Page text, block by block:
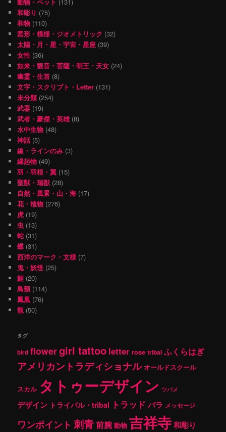
和彫り (75)
和物 (110)
図形・模様・ジオメトリック (32)
太陽・月・星・宇宙・星座 (39)
女性 (36)
如来・観音・菩薩・明王・天女 (24)
幽霊・生首 (8)
文字・スクリプト・Letter (131)
未分類(254)
武器 (19)
武者・豪傑・英雄(8)
水中生物 (48)
神話 (5)
線・ラインのみ (3)
縁起物 (49)
羽・羽根・翼 (15)
聖獣・瑞獣 (28)
自然・風景・山・海 (17)
花・植物 (276)
虎 (19)
虫 (13)
蛇 (31)
蝶 (31)
西洋のマーク・文様 (7)
鬼・妖怪 (25)
鯉 (20)
鳥類(114)
鳳凰 (76)
龍 (50)
タグ
bird flowergirl tattoo letter rose tribal ふくらはぎ
アメリカントラディショナル オールドスクール
スカル タトゥーデザイン ツバメ
デザイン トライバル・tribal トラッド バラ メッセージ
ワンポイント 刺青前腕 動物 吉祥寺和彫り